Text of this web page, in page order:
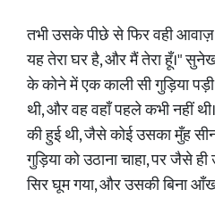
तभी उसके पीछे से फिर वही
यह तेरा घर है, और मैं तेरा हूँ।"
के कोने में एक काली सी गुड़िया
थी, और वह वहाँ पहले कभी नहीं
की हुई थी, जैसे कोई उसका मुँह
गुड़िया को उठाना चाहा, पर जैसे
सिर घूम गया, और उसकी बिना